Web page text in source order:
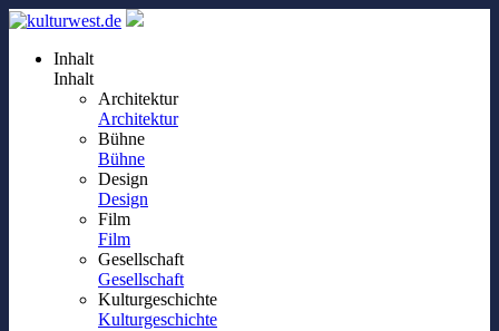
Inhalt
Inhalt
Architektur
Architektur
Bühne
Bühne
Design
Design
Film
Film
Gesellschaft
Gesellschaft
Kulturgeschichte
Kulturgeschichte